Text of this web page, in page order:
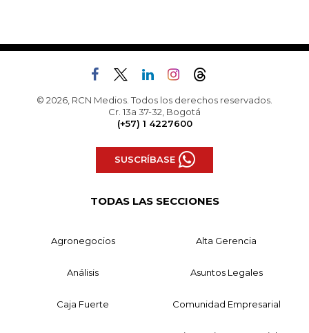
© 2026, RCN Medios. Todos los derechos reservados.
Cr. 13a 37-32, Bogotá
(+57) 1 4227600
SUSCRÍBASE
TODAS LAS SECCIONES
Agronegocios Alta Gerencia
Análisis Asuntos Legales
Caja Fuerte Comunidad Empresarial